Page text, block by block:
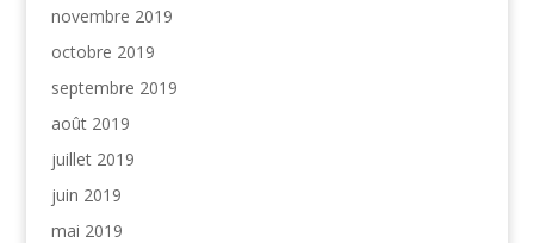
novembre 2019
octobre 2019
septembre 2019
août 2019
juillet 2019
juin 2019
mai 2019